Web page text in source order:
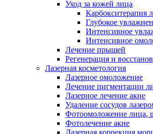
Уход за кожей лица
Карбокситерапия
Глубокое
Интенсивное
Интенсивное
Лечение прыщей
Регенерация и
Лазерная косметология
Лазерное омоложение
Лечение пигментации
Лазерное лечение акне
Удаление сосудов
Фотоомоложение лица,
Фотолечение акне
Лазерная коррекция